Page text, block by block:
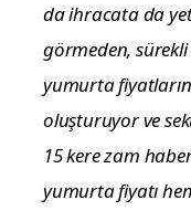
da ihracata da
görmeden,
yumurta
oluşturuyor ve
15 kere zam
yumurta fiyatı